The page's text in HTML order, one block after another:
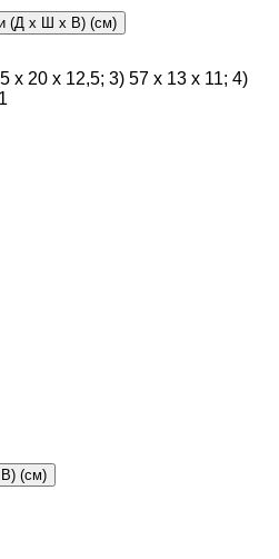
(Д х Ш х В) (см)
х 20 х 12,5; 3) 57 х 13 х 11; 4)
(см)